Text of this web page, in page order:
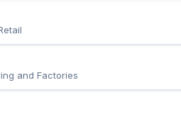
and Factories